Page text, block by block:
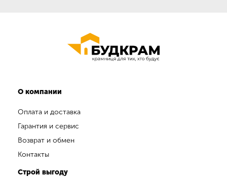
О компании
Оплата и доставка
Гарантия и сервис
Возврат и обмен
Контакты
Строй выгоду